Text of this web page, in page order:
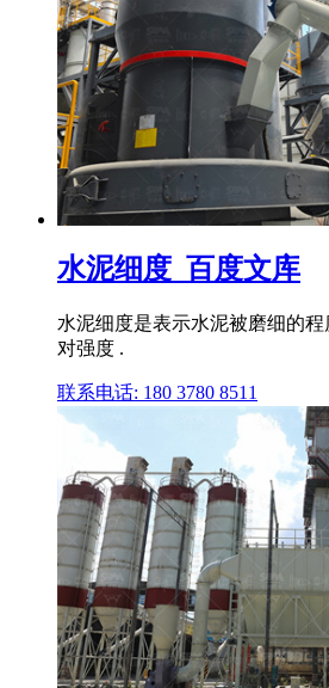
水泥细度_百度文库
水泥细度是表示水泥被磨细的
对强度 .
联系电话: 180 3780 8511